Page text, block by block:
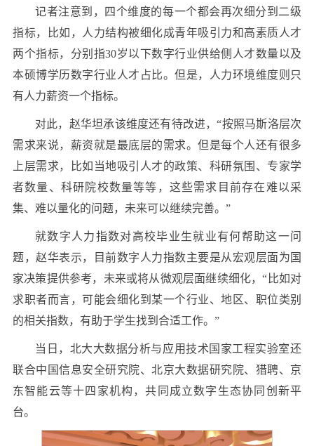
记者注意到，四个维度的每一个都会再次细分到二级
指标，比如，人力结构被细化成青年吸引力和高素质人才
两个指标，分别指30岁以下数字行业供给侧人才数量以及
本硕博学历数字行业人才占比。但是，人力环境维度则只
有人力薪资一个指标。
对此，赵华坦承该维度还有待改进，“按照马斯洛层次
需求来说，薪资就是最底层的需求。但是每个人还有很多
上层需求，比如当地吸引人才的政策、科研氛围、专家学
者数量、科研院校数量等等，这些需求目前存在难以采
集、难以量化的问题，未来可以继续完善。”
就数字人力指数对高校毕业生就业有何帮助这一问
题，赵华表示，目前数字人力指数主要是从宏观层面为国
家决策提供参考，未来或将从微观层面继续细化，“比如对
求职者而言，可能会细化到某一个行业、地区、职位类别
的相关指数，有助于学生找到合适工作。”
当日，北大大数据分析与应用技术国家工程实验室还
联合中国信息安全研究院、北京大数据研究院、猎聘、京
东智能云等十四家机构，共同成立数字生态协同创新平
台。